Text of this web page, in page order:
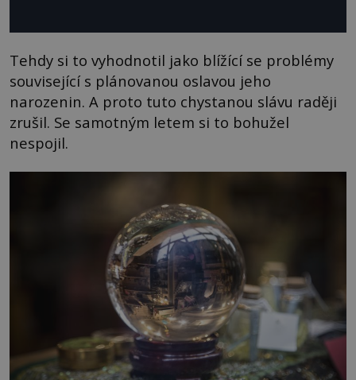
Tehdy si to vyhodnotil jako blížící se problémy
související s plánovanou oslavou jeho
narozenin. A proto tuto chystanou slávu raději
zrušil. Se samotným letem si to bohužel
nespojil.